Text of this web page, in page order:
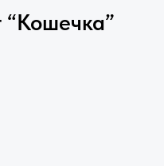
“Кошечка”